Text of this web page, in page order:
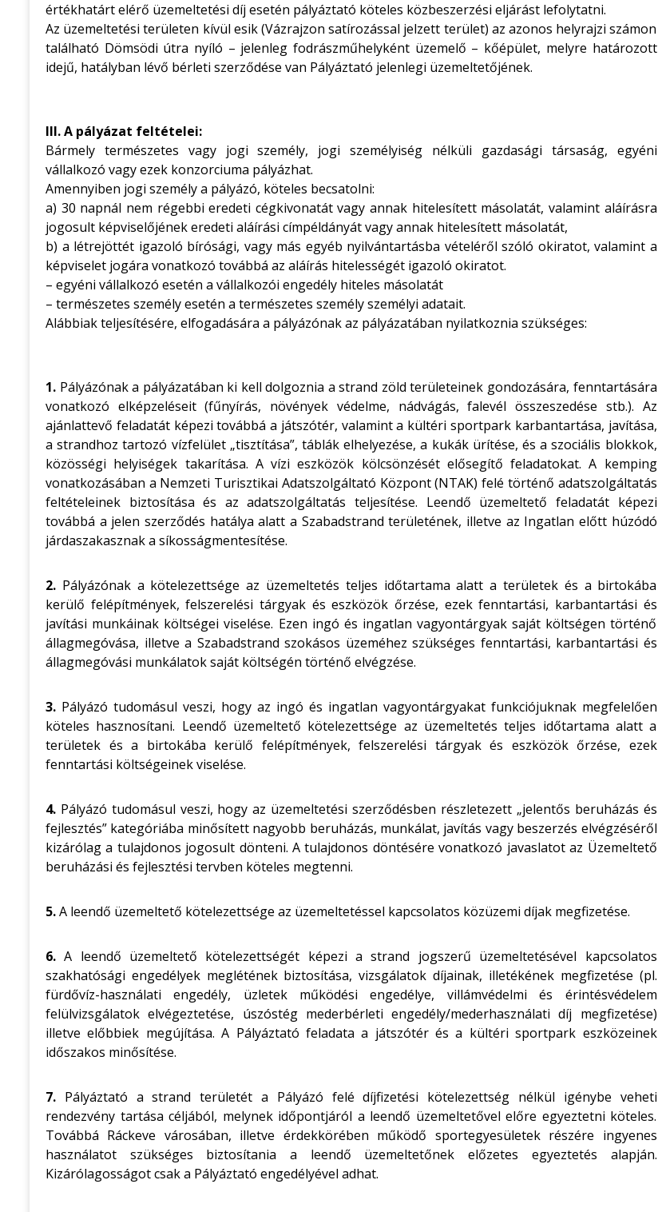
értékhatárt elérő üzemeltetési díj esetén pályáztató köteles közbeszerzési eljárást lefolytatni.
Az üzemeltetési területen kívül esik (Vázrajzon satírozással jelzett terület) az azonos helyrajzi számon
található Dömsödi útra nyíló – jelenleg fodrászműhelyként üzemelő – kőépület, melyre határozott
idejű, hatályban lévő bérleti szerződése van Pályáztató jelenlegi üzemeltetőjének.
III. A pályázat feltételei:
Bármely természetes vagy jogi személy, jogi személyiség nélküli gazdasági társaság, egyéni
vállalkozó vagy ezek konzorciuma pályázhat.
Amennyiben jogi személy a pályázó, köteles becsatolni:
a) 30 napnál nem régebbi eredeti cégkivonatát vagy annak hitelesített másolatát, valamint aláírásra
jogosult képviselőjének eredeti aláírási címpéldányát vagy annak hitelesített másolatát,
b) a létrejöttét igazoló bírósági, vagy más egyéb nyilvántartásba vételéről szóló okiratot, valamint a
képviselet jogára vonatkozó továbbá az aláírás hitelességét igazoló okiratot.
– egyéni vállalkozó esetén a vállalkozói engedély hiteles másolatát
– természetes személy esetén a természetes személy személyi adatait.
Alábbiak teljesítésére, elfogadására a pályázónak az pályázatában nyilatkoznia szükséges:
1. Pályázónak a pályázatában ki kell dolgoznia a strand zöld területeinek gondozására, fenntartására
vonatkozó elképzeléseit (fűnyírás, növények védelme, nádvágás, falevél összeszedése stb.). Az
ajánlattevő feladatát képezi továbbá a játszótér, valamint a kültéri sportpark karbantartása, javítása,
a strandhoz tartozó vízfelület „tisztítása”, táblák elhelyezése, a kukák ürítése, és a szociális blokkok,
közösségi helyiségek takarítása. A vízi eszközök kölcsönzését elősegítő feladatokat. A kemping
vonatkozásában a Nemzeti Turisztikai Adatszolgáltató Központ (NTAK) felé történő adatszolgáltatás
feltételeinek biztosítása és az adatszolgáltatás teljesítése. Leendő üzemeltető feladatát képezi
továbbá a jelen szerződés hatálya alatt a Szabadstrand területének, illetve az Ingatlan előtt húzódó
járdaszakasznak a síkosságmentesítése.
2. Pályázónak a kötelezettsége az üzemeltetés teljes időtartama alatt a területek és a birtokába
kerülő felépítmények, felszerelési tárgyak és eszközök őrzése, ezek fenntartási, karbantartási és
javítási munkáinak költségei viselése. Ezen ingó és ingatlan vagyontárgyak saját költségen történő
állagmegóvása, illetve a Szabadstrand szokásos üzeméhez szükséges fenntartási, karbantartási és
állagmegóvási munkálatok saját költségén történő elvégzése.
3. Pályázó tudomásul veszi, hogy az ingó és ingatlan vagyontárgyakat funkciójuknak megfelelően
köteles hasznosítani. Leendő üzemeltető kötelezettsége az üzemeltetés teljes időtartama alatt a
területek és a birtokába kerülő felépítmények, felszerelési tárgyak és eszközök őrzése, ezek
fenntartási költségeinek viselése.
4. Pályázó tudomásul veszi, hogy az üzemeltetési szerződésben részletezett „jelentős beruházás és
fejlesztés” kategóriába minősített nagyobb beruházás, munkálat, javítás vagy beszerzés elvégzéséről
kizárólag a tulajdonos jogosult dönteni. A tulajdonos döntésére vonatkozó javaslatot az Üzemeltető
beruházási és fejlesztési tervben köteles megtenni.
5.A leendő üzemeltető kötelezettsége az üzemeltetéssel kapcsolatos közüzemi díjak megfizetése.
6. A leendő üzemeltető kötelezettségét képezi a strand jogszerű üzemeltetésével kapcsolatos
szakhatósági engedélyek meglétének biztosítása, vizsgálatok díjainak, illetékének megfizetése (pl.
fürdővíz-használati engedély, üzletek működési engedélye, villámvédelmi és érintésvédelem
felülvizsgálatok elvégeztetése, úszóstég mederbérleti engedély/mederhasználati díj megfizetése)
illetve előbbiek megújítása. A Pályáztató feladata a játszótér és a kültéri sportpark eszközeinek
időszakos minősítése.
7. Pályáztató a strand területét a Pályázó felé díjfizetési kötelezettség nélkül igénybe veheti
rendezvény tartása céljából, melynek időpontjáról a leendő üzemeltetővel előre egyeztetni köteles.
Továbbá Ráckeve városában, illetve érdekkörében működő sportegyesületek részére ingyenes
használatot szükséges biztosítania a leendő üzemeltetőnek előzetes egyeztetés alapján.
Kizárólagosságot csak a Pályáztató engedélyével adhat.